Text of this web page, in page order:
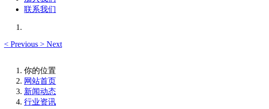
联系我们
< Previous > Next
你的位置
网站首页
新闻动态
行业资讯